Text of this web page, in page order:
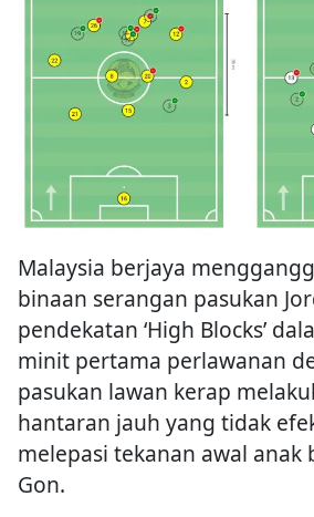
Malaysia berjaya
binaan serangan pasukan
pendekatan ‘High Blocks’
minit pertama perlawanan
pasukan lawan kerap
hantaran jauh yang tidak
melepasi tekanan awal anak
Gon.